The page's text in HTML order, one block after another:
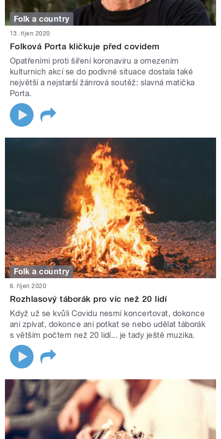
Folk a country
13. říjen 2020
Folková Porta kličkuje před covidem
Opatřeními proti šíření koronaviru a omezením
kulturních akcí se do podivné situace dostala také
největší a nejstarší žánrová soutěž: slavná matička
Porta.
Folk a country
6. říjen 2020
Rozhlasový táborák pro víc než 20 lidí
Když už se kvůli Covidu nesmí koncertovat, dokonce
ani zpívat, dokonce ani potkat se nebo udělat táborák
s větším počtem než 20 lidí... je tady ještě muzika.